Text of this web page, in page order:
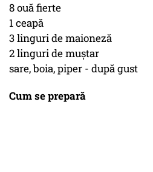
8 ouă fierte
1 ceapă
3 linguri de maioneză
2 linguri de muștar
sare, boia, piper - după gust
Cum se prepară